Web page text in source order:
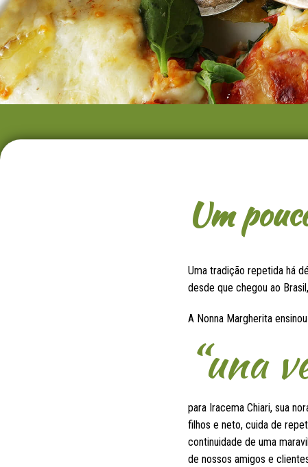
Um
Uma tradição repetida há
desde que chegou ao
A Nonna Margherita
“una
para Iracema Chiari, sua
filhos e neto, cuida de
continuidade de uma
de nossos amigos e